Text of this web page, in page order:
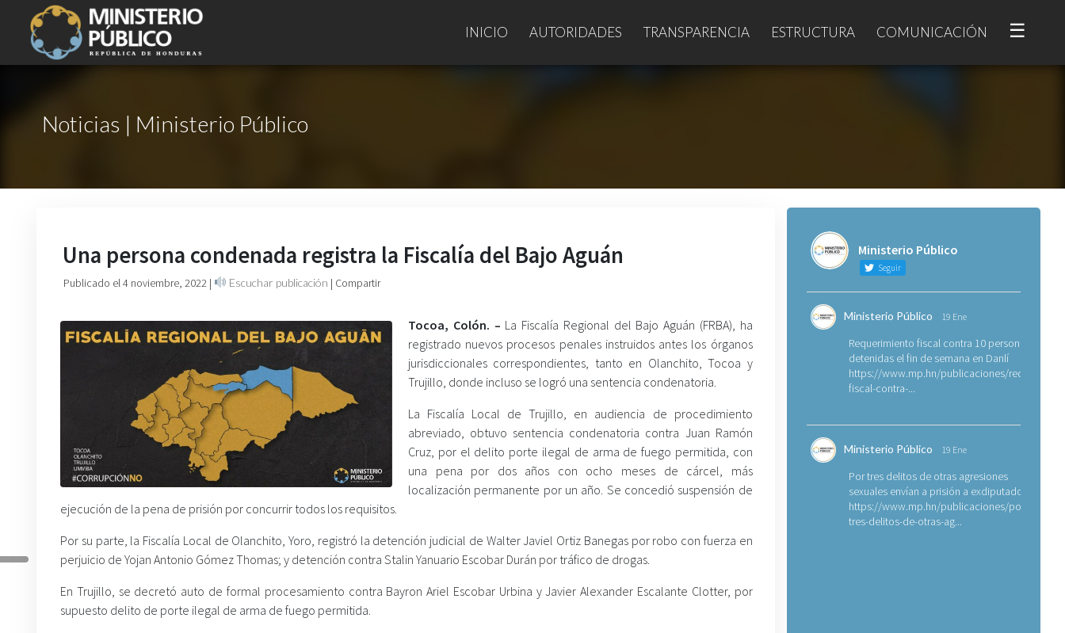
INICIO AUTORIDADES TRANSPARENCIA ESTRUCTURA COMUNICACIÓN ☰
Noticias | Ministerio Público
Una persona condenada registra la Fiscalía del Bajo Aguán
Publicado el 4 noviembre, 2022 | Escuchar publicación | Compartir
Tocoa, Colón. – La Fiscalía Regional del Bajo Aguán (FRBA), ha
registrado nuevos procesos penales instruidos antes los órganos
jurisdiccionales correspondientes, tanto en Olanchito, Tocoa y
Trujillo, donde incluso se logró una sentencia condenatoria.
La Fiscalía Local de Trujillo, en audiencia de procedimiento
abreviado, obtuvo sentencia condenatoria contra Juan Ramón
Cruz, por el delito porte ilegal de arma de fuego permitida, con
una pena por dos años con ocho meses de cárcel, más
localización permanente por un año. Se concedió suspensión de
ejecución de la pena de prisión por concurrir todos los requisitos.
Por su parte, la Fiscalía Local de Olanchito, Yoro, registró la detención judicial de Walter Javiel Ortiz Banegas por robo con fuerza en
perjuicio de Yojan Antonio Gómez Thomas; y detención contra Stalin Yanuario Escobar Durán por tráfico de drogas.
En Trujillo, se decretó auto de formal procesamiento contra Bayron Ariel Escobar Urbina y Javier Alexander Escalante Clotter, por
supuesto delito de porte ilegal de arma de fuego permitida.
Ministerio Público
Seguir
Ministerio Público 19 Ene
Requerimiento fiscal contra 10 personas
detenidas el fin de semana en Danlí
https://www.mp.hn/publicaciones/
fiscal-contra-...
Ministerio Público 19 Ene
Por tres delitos de otras agresiones
sexuales envían a prisión a exdiputado
https://www.mp.hn/publicaciones/por-
tres-delitos-de-otras-ag...